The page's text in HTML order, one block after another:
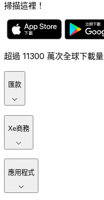
掃描這裡！
超過 11300 萬次全球下載量
匯款
Xe商務
應用程式